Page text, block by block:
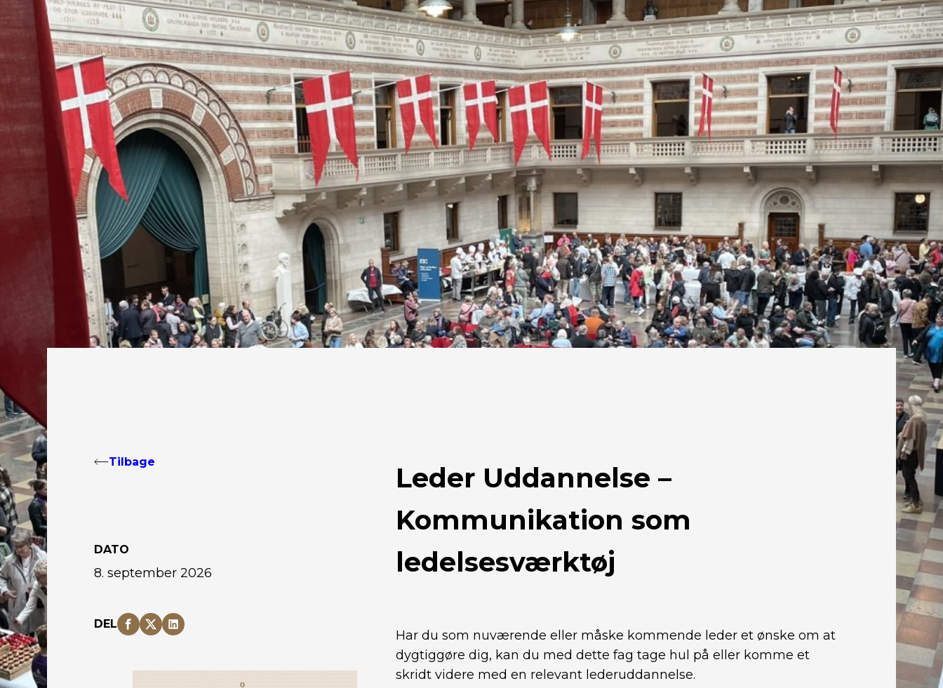
Tilbage
DATO
8. september 2026
DEL
Leder Uddannelse –
Kommunikation som
ledelsesværktøj
Har du som nuværende eller måske kommende leder et ønske om at
dygtiggøre dig, kan du med dette fag tage hul på eller komme et
skridt videre med en relevant lederuddannelse.